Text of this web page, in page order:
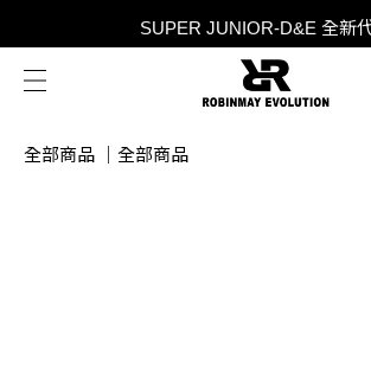
SUPER JUNIOR-D&E 全新
SUPER JUNIOR-D&E 全新
台灣限定 香膏禮盒隨贈限定香水小
全部商品
全部商品